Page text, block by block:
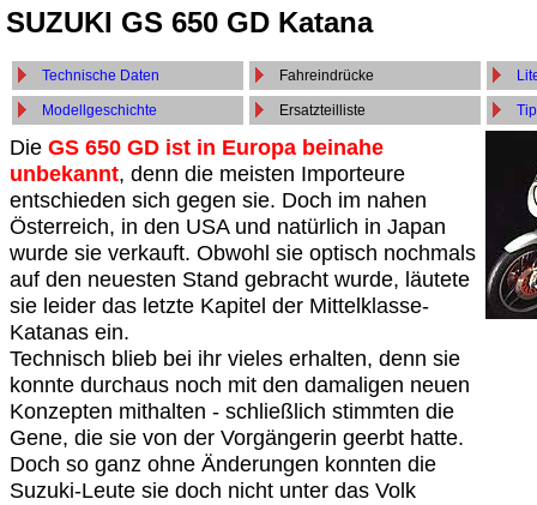
SUZUKI GS 650 GD Katana
Technische Daten Fahreindrücke
Modellgeschichte Ersatzteilliste
Die GS 650 GD ist in Europa beinahe
unbekannt, denn die meisten Importeure
entschieden sich gegen sie. Doch im nahen
Österreich, in den USA und natürlich in Japan
wurde sie verkauft. Obwohl sie optisch nochmals
auf den neuesten Stand gebracht wurde, läutete
sie leider das letzte Kapitel der Mittelklasse-
Katanas ein.
Technisch blieb bei ihr vieles erhalten, denn sie
konnte durchaus noch mit den damaligen neuen
Konzepten mithalten - schließlich stimmten die
Gene, die sie von der Vorgängerin geerbt hatte.
Doch so ganz ohne Änderungen konnten die
Suzuki-Leute sie doch nicht unter das Volk